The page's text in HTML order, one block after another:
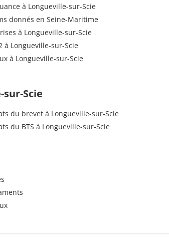
à Longueville-sur-Scie
donnés en Seine-Maritime
à Longueville-sur-Scie
à Longueville-sur-Scie
à Longueville-sur-Scie
Scie
du brevet à Longueville-sur-Scie
du BTS à Longueville-sur-Scie